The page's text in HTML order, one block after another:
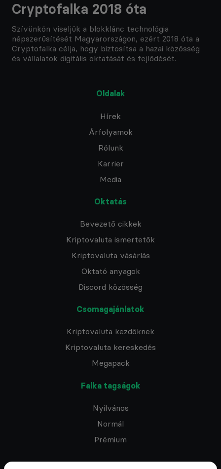
Cryptofalka 2018 óta
Szívünkön viseljük a blokklánc technológia
népszerűsítését Magyarországon, ezért 2018 óta a
Cryptofalka célja, hogy biztosítsa a hazai közösség
és vállalatok digitális oktatását és fejlődését.
Oldalak
Hírek
Árfolyamok
Rólunk
Karrier
Media
Oktatás
Bevezető cikkek
Kriptovaluta ismertetők
Kriptovaluta vásárlás
Oktató anyagok
Discord közösség
Csomagajánlatok
Kriptovaluta kezdőknek
Kriptovaluta kereskedés
Megapack
Falka tagságok
Nyilvános
Normál
Prémium